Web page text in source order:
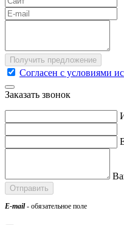
Согласен с условиями
Заказать звонок
E-mail- обязательное поле